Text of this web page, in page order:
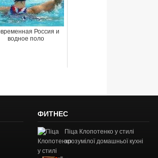
Россия и
водное поло
ФИТНЕС
Піца Клопотенко у стилі
зрозумілої домашньої кухні